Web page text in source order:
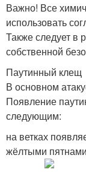
Важно! Все
использовать
Также следует в
собственной
Паутинный клещ
В основном
Появление
следующим:
на ветках
жёлтыми